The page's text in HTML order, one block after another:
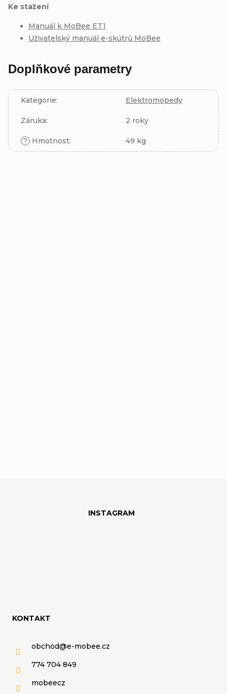
Ke stažení
Manuál k MoBee ET1
Uživatelský manuál e-skútrů MoBee
Doplňkové parametry
Kategorie: Elektromopedy
Záruka: 2 roky
? Hmotnost: 49 kg
INSTAGRAM
KONTAKT
obchod@e-mobee.cz
774 704 849
mobeecz